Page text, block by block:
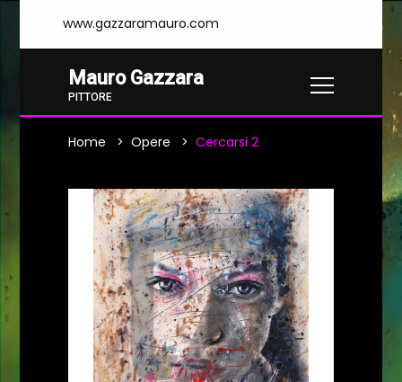
www.gazzaramauro.com
Mauro Gazzara
PITTORE
Home Opere Cercarsi 2